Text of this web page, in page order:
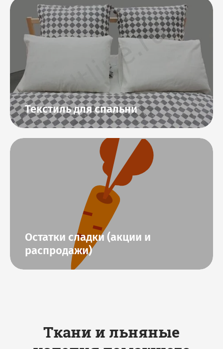
Текстиль для спальни
Остатки сладки (акции и
распродажи)
Ткани и льняные